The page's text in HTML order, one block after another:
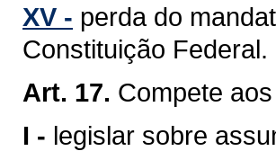
XV - perda do
Constituição Federal.
Art. 17. Compete
I - legislar sobre